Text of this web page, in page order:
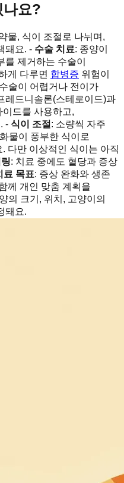
나요?
물, 식이 조절로 나뉘며,
돼요. - 수술 치료: 종양이
제거하는 수술이
게 다루면 합병증 위험이
술이 어렵거나 전이가
레드니솔론(스테로이드)과
드를 사용하고,
- 식이 조절 : 소량씩 자주
물이 풍부한 식이로
다만 이상적인 식이는 아직
: 치료 중에도 혈당과 증상
료 목표: 증상 완화와 생존
께 개인 맞춤 계획을
의 크기, 위치, 고양이의
돼요.